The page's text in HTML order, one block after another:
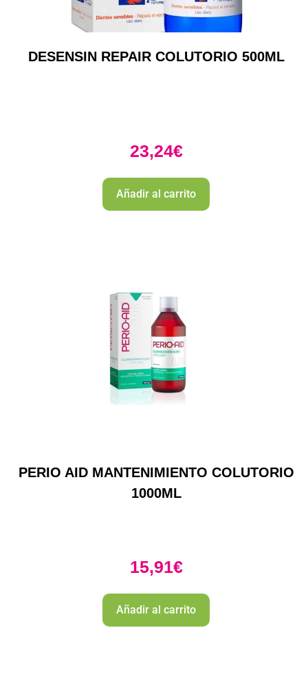
DESENSIN REPAIR COLUTORIO 500ML
23,24€
Añadir al carrito
PERIO AID MANTENIMIENTO COLUTORIO
1000ML
15,91€
Añadir al carrito